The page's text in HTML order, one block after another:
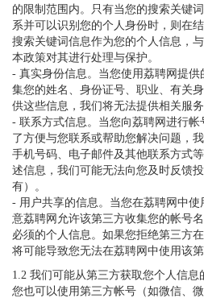
的限制范围内。只有当您的搜索关键
系并可以识别您的个人身份时，则在
搜索关键词信息作为您的个人信息，
本政策对其进行处理与保护。
- 真实身份信息。当您使用荔聘网提
集您的姓名、身份证号、职业、有关
供这些信息，我们将无法提供相关服务
- 联系方式信息。当您向荔聘网进行
了方便与您联系或帮助您解决问题，
手机号码、电子邮件及其他联系方式
述信息，我们可能无法向您及时反馈
有）。
- 用户共享的信息。当您在荔聘网中
意荔聘网允许该第三方收集您的帐号
必须的个人信息。如果您拒绝第三方
将可能导致您无法在荔聘网中使用该
1.2 我们可能从第三方获取您个人信息
您也可以使用第三方帐号（如微信、